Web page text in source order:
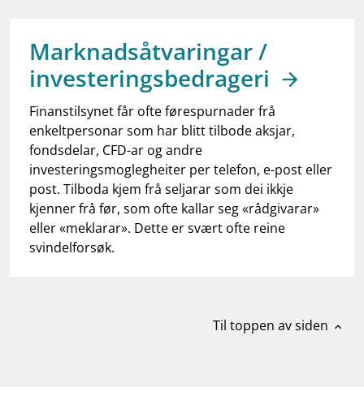
dashboardInformasjon for investorer
notifications_noneAbonner på nyhetsvarsel
Marknadsåtvaringar /
investeringsbedrageri
Finanstilsynet får ofte førespurnader frå
enkeltpersonar som har blitt tilbode aksjar,
fondsdelar, CFD-ar og andre
investeringsmoglegheiter per telefon, e-post eller
post. Tilboda kjem frå seljarar som dei ikkje
kjenner frå før, som ofte kallar seg «rådgivarar»
eller «meklarar». Dette er svært ofte reine
svindelforsøk.
Til toppen av siden expand_less